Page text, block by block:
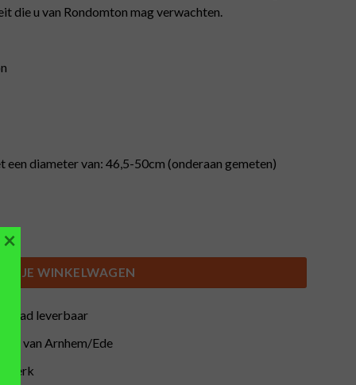
die u van Rondomton mag verwachten.
diameter van: 46,5-50cm (onderaan gemeten)
(46,5-50cm) 150L aantal
IN JE WINKELWAGEN
leverbaar
van Arnhem/Ede
×